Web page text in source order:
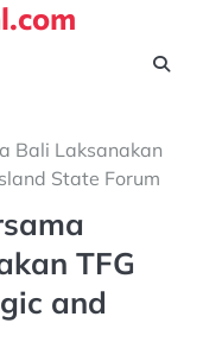
Bali Laksanakan
State Forum
TFG
and